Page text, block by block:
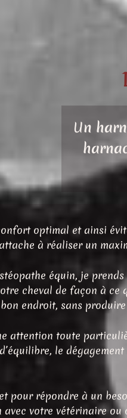
Un
optimal et ainsi
à réaliser un
équin, je
cheval de façon à ce
endroit, sans
attention toute
le
pour répondre à un
votre vétérinaire ou